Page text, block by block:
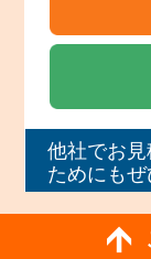
他社でお
ためにもぜ